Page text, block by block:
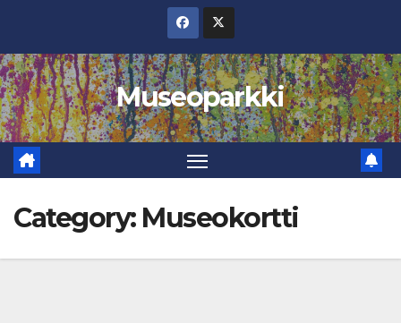
content
Museoparkki
Category: Museokortti